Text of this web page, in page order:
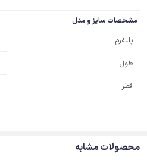
مشخصات سایز و مدل
پلتفرم
طول
قطر
محصولات مشابه